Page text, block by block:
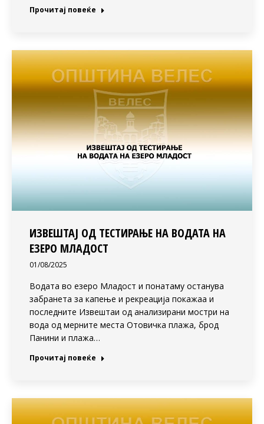
Прочитај повеќе
ИЗВЕШТАЈ ОД ТЕСТИРАЊЕ НА ВОДАТА НА
ЕЗЕРО МЛАДОСТ
01/08/2025
Водата во езеро Младост и понатаму останува
забранета за капење и рекреација покажаа и
последните Извештаи од анализирани мостри на
вода од мерните места Отовичка плажа, брод
Панини и плажа…
Прочитај повеќе